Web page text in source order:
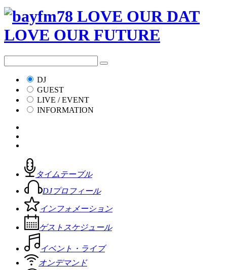
DJ
GUEST
LIVE / EVENT
INFORMATION
タイムテーブル
DJプロフィール
インフォメーション
ゲストスケジュール
イベント・ライブ
オンデマンド